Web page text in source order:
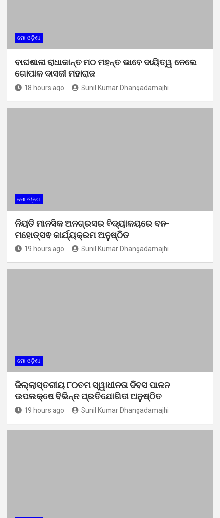
ମୋ ଓଡ଼ିଶା
ବାଘଶାଳା ରାଧାକାନ୍ତ ମଠ ମହନ୍ତ ଭାବେ ଦାୟିତ୍ୱ ନେଲେ
ଗୋପାଳ ଦାସଜୀ ମହାରାଜ
18 hours ago Sunil Kumar Dhangadamajhi
ମୋ ଓଡ଼ିଶା
ନିୟତି ମାନସିକ ଅନଗ୍ରସର ବିଦ୍ୟାଳୟରେ ବନ-
ମହୋତ୍ସଵ କାର୍ଯ୍ୟକ୍ରମ ଅନୁଷ୍ଠିତ
19 hours ago Sunil Kumar Dhangadamajhi
ମୋ ଓଡ଼ିଶା
ଜିଲ୍ଲାସ୍ତରୀୟ ୮୦ତମ ସ୍ୱାଧୀନତା ଦିବସ ପାଳନ
ଉପଲକ୍ଷେ ବିଭିନ୍ନ ପ୍ରତିଯୋଗିତା ଅନୁଷ୍ଠିତ
19 hours ago Sunil Kumar Dhangadamajhi